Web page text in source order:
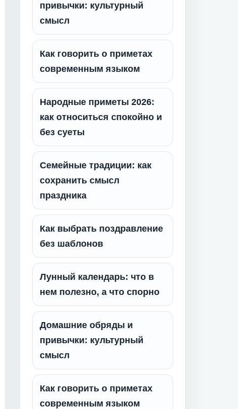
привычки: культурный
смысл
Как говорить о приметах
современным языком
Народные приметы 2026:
как относиться спокойно и
без суеты
Семейные традиции: как
сохранить смысл
праздника
Как выбрать поздравление
без шаблонов
Лунный календарь: что в
нем полезно, а что спорно
Домашние обряды и
привычки: культурный
смысл
Как говорить о приметах
современным языком